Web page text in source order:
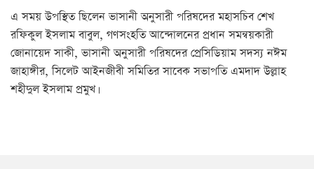
এ সময় উপস্থিত ছিলেন ভাসানী অনুসারী পরিষদের মহাসচিব শেখ
রফিকুল ইসলাম বাবুল, গণসংহতি আন্দোলনের প্রধান সমন্বয়কারী
জোনায়েদ সাকী, ভাসানী অনুসারী পরিষদের প্রেসিডিয়াম সদস্য নঈম
জাহাঙ্গীর, সিলেট আইনজীবী সমিতির সাবেক সভাপতি এমদাদ উল্লাহ
শহীদুল ইসলাম প্রমুখ।